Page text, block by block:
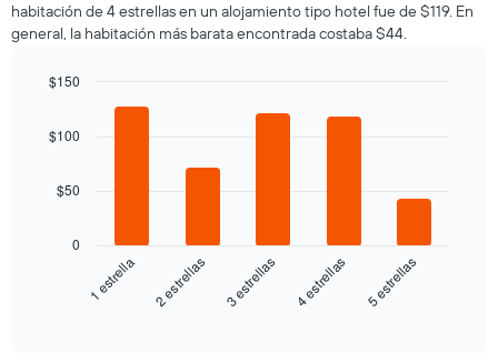
habitación de 4 estrellas en un alojamiento tipo hotel fue de $119. En
general, la habitación más barata encontrada costaba $44.
with
siguiente
muestra1 estrella 2 estrellas 3 estrellas 4 estrellas 5 estrellas
0
$50
$100
$150